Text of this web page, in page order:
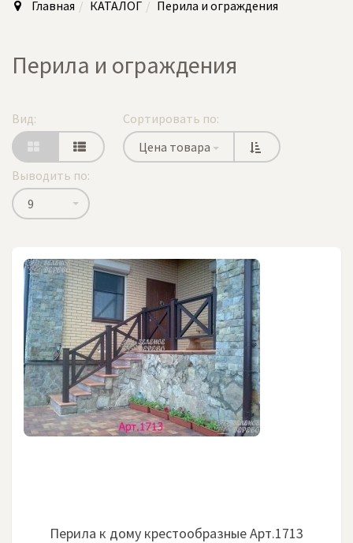
Главная КАТАЛОГ Перила и ограждения
Перила и ограждения
Вид:
Сортировать по:
Цена товара
Выводить по:
9
Перила к дому крестообразные Арт.1713